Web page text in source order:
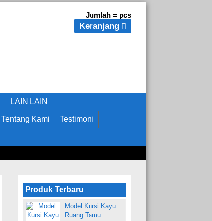
Jumlah = pcs
Keranjang
LAIN LAIN
Tentang Kami Testimoni
Produk Terbaru
Model Kursi Kayu
Ruang Tamu